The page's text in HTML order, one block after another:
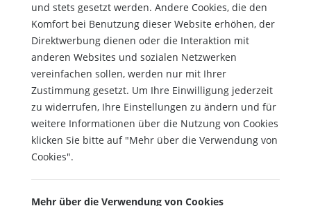
und stets gesetzt werden. Andere Cookies, die den
Komfort bei Benutzung dieser Website erhöhen, der
Direktwerbung dienen oder die Interaktion mit
anderen Websites und sozialen Netzwerken
vereinfachen sollen, werden nur mit Ihrer
Zustimmung gesetzt. Um Ihre Einwilligung jederzeit
zu widerrufen, Ihre Einstellungen zu ändern und für
weitere Informationen über die Nutzung von Cookies
klicken Sie bitte auf "Mehr über die Verwendung von
Cookies".
Mehr über die Verwendung von Cookies